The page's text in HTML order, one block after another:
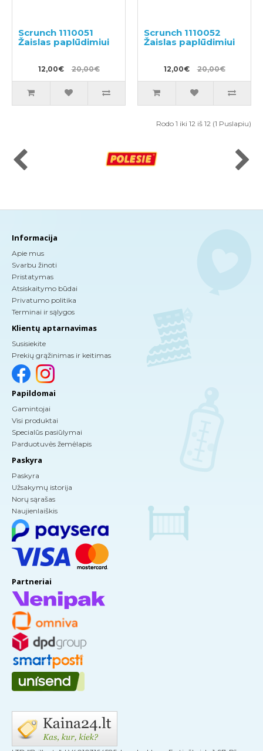
Scrunch 1110051
Žaislas paplūdimiui
12,00€ 20,00€
Scrunch 1110052
Žaislas paplūdimiui
12,00€ 20,00€
Rodo 1 iki 12 iš 12 (1 Puslapiu)
Informacija
Apie mus
Svarbu žinoti
Pristatymas
Atsiskaitymo būdai
Privatumo politika
Terminai ir sąlygos
Klientų aptarnavimas
Susisiekite
Prekių grąžinimas ir keitimas
Papildomai
Gamintojai
Visi produktai
Specialūs pasiūlymai
Parduotuvės žemėlapis
Paskyra
Paskyra
Užsakymų istorija
Norų sąrašas
Naujienlaiškis
Partneriai